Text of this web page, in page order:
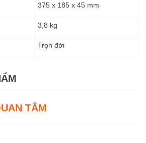
375 x 185 x 45 mm
3,8 kg
Trọn đời
TÂM